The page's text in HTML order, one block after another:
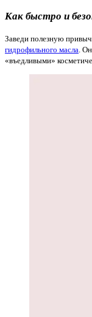
Как быстро и
Заведи полезную
гидрофильного масла .
«въедливыми»